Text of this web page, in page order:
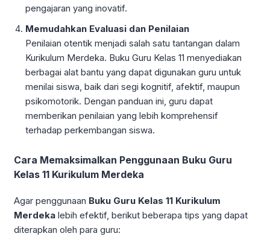
pengajaran yang inovatif.
Memudahkan Evaluasi dan Penilaian
Penilaian otentik menjadi salah satu tantangan dalam
Kurikulum Merdeka. Buku Guru Kelas 11 menyediakan
berbagai alat bantu yang dapat digunakan guru untuk
menilai siswa, baik dari segi kognitif, afektif, maupun
psikomotorik. Dengan panduan ini, guru dapat
memberikan penilaian yang lebih komprehensif
terhadap perkembangan siswa.
Cara Memaksimalkan Penggunaan Buku Guru
Kelas 11 Kurikulum Merdeka
Agar penggunaan Buku Guru Kelas 11 Kurikulum
Merdeka lebih efektif, berikut beberapa tips yang dapat
diterapkan oleh para guru: